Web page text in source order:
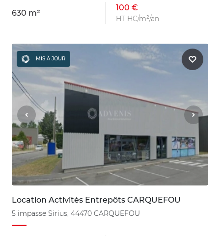
630 m²
100 €
HT HC/m²/an
MIS À JOUR
Location Activités Entrepôts CARQUEFOU
5 impasse Sirius, 44470 CARQUEFOU